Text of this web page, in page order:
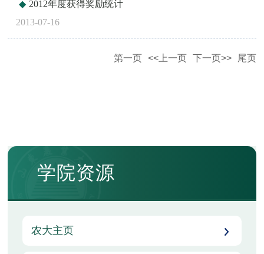
2012年度获得奖励统计
2013-07-16
第一页 <<上一页 下一页>> 尾页
学院资源
农大主页